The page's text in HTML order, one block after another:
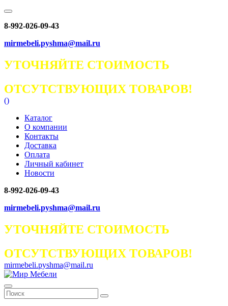
8-992-026-09-43
mirmebeli.pyshma@mail.ru
УТОЧНЯЙТЕ СТОИМОСТЬ
ОТСУТСТВУЮЩИХ ТОВАРОВ!
()
Каталог
О компании
Контакты
Доставка
Оплата
Личный кабинет
Новости
8-992-026-09-43
mirmebeli.pyshma@mail.ru
УТОЧНЯЙТЕ СТОИМОСТЬ
ОТСУТСТВУЮЩИХ ТОВАРОВ!
mirmebeli.pyshma@mail.ru